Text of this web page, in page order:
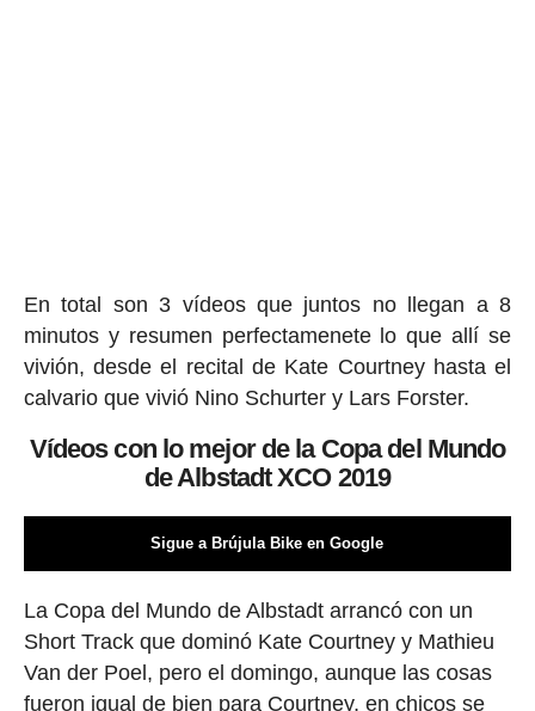
En total son 3 vídeos que juntos no llegan a 8
minutos y resumen perfectamenete lo que allí se
vivión, desde el recital de Kate Courtney hasta el
calvario que vivió Nino Schurter y Lars Forster.
Vídeos con lo mejor de la Copa del Mundo
de Albstadt XCO 2019
Sigue a Brújula Bike en Google
La Copa del Mundo de Albstadt arrancó con un
Short Track que dominó Kate Courtney y Mathieu
Van der Poel, pero el domingo, aunque las cosas
fueron igual de bien para Courtney, en chicos se